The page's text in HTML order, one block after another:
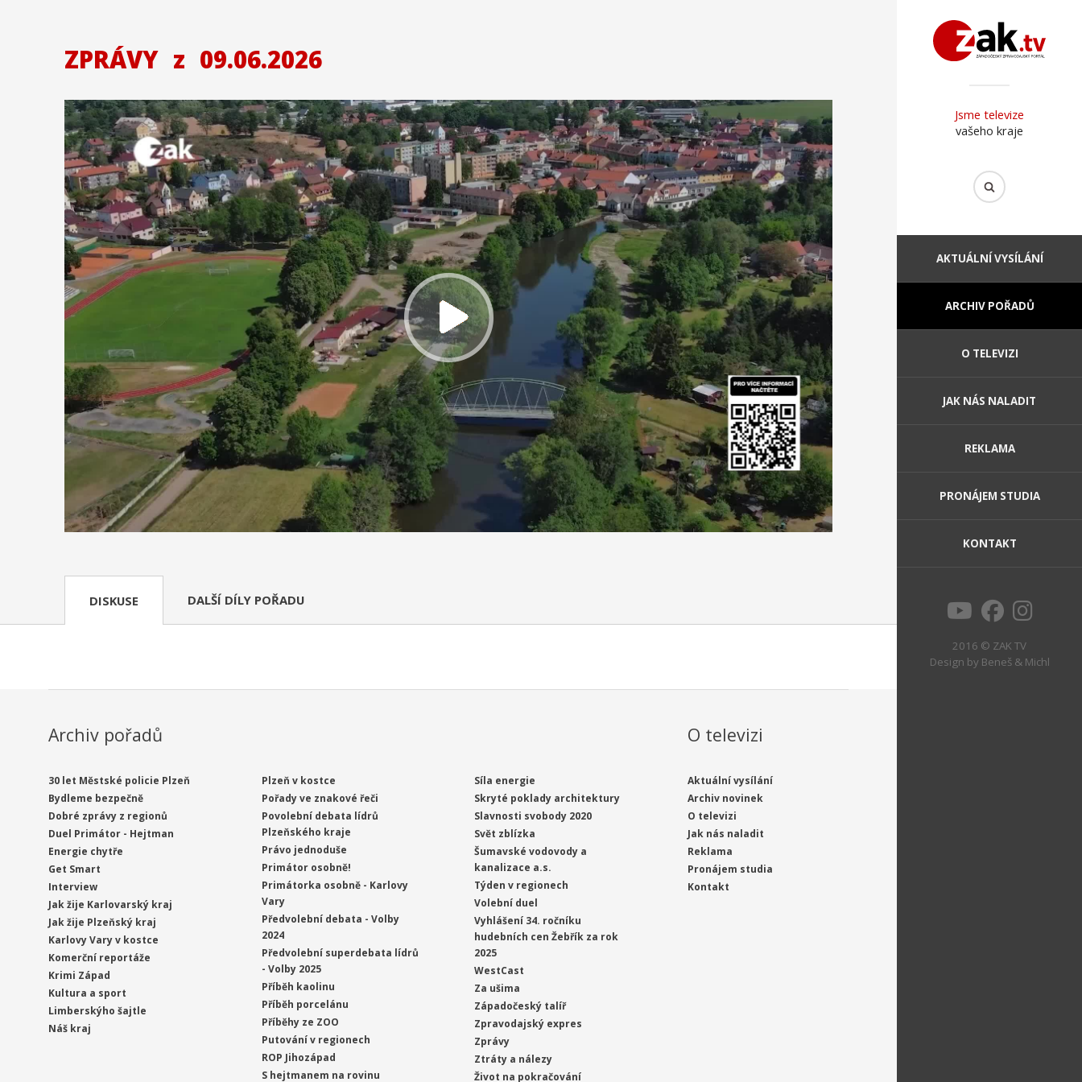
Jsme televize
vašeho kraje
AKTUÁLNÍ VYSÍLÁNÍ
ARCHIV POŘADŮ
O TELEVIZI
JAK NÁS NALADIT
REKLAMA
PRONÁJEM STUDIA
KONTAKT
2016 © ZAK TV
Design by Beneš & Michl
ZPRÁVY z 09.06.2026
DISKUSE DALŠÍ DÍLY POŘADU
Archiv pořadů
30 let Městské policie Plzeň
Bydleme bezpečně
Dobré zprávy z regionů
Duel Primátor - Hejtman
Energie chytře
Get Smart
Interview
Jak žije Karlovarský kraj
Jak žije Plzeňský kraj
Karlovy Vary v kostce
Komerční reportáže
Krimi Západ
Kultura a sport
Limberskýho šajtle
Náš kraj
Plzeň v kostce
Pořady ve znakové řeči
Povolební debata lídrů
Plzeňského kraje
Právo jednoduše
Primátor osobně!
Primátorka osobně - Karlovy
Vary
Předvolební debata - Volby
2024
Předvolební superdebata lídrů
- Volby 2025
Příběh kaolinu
Příběh porcelánu
Příběhy ze ZOO
Putování v regionech
ROP Jihozápad
S hejtmanem na rovinu
Síla energie
Skryté poklady architektury
Slavnosti svobody 2020
Svět zblízka
Šumavské vodovody a
kanalizace a.s.
Týden v regionech
Volební duel
Vyhlášení 34. ročníku
hudebních cen Žebřík za rok
2025
WestCast
Za ušima
Západočeský talíř
Zpravodajský expres
Zprávy
Ztráty a nálezy
Život na pokračování
O televizi
Aktuální vysílání
Archiv novinek
O televizi
Jak nás naladit
Reklama
Pronájem studia
Kontakt